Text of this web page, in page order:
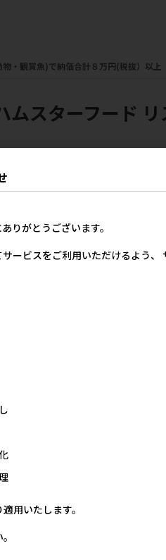
・観賞魚)で納価合計８万円(税抜）以上
ムスターフード
ギーマンハヤシ]ハムスタ
りがとうございます。
ービスをご利用いただけるよう
用いたします。